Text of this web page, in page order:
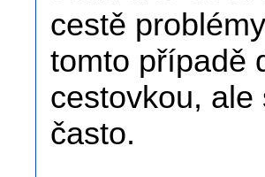
cestě
tomto případě
cestovkou,
často.